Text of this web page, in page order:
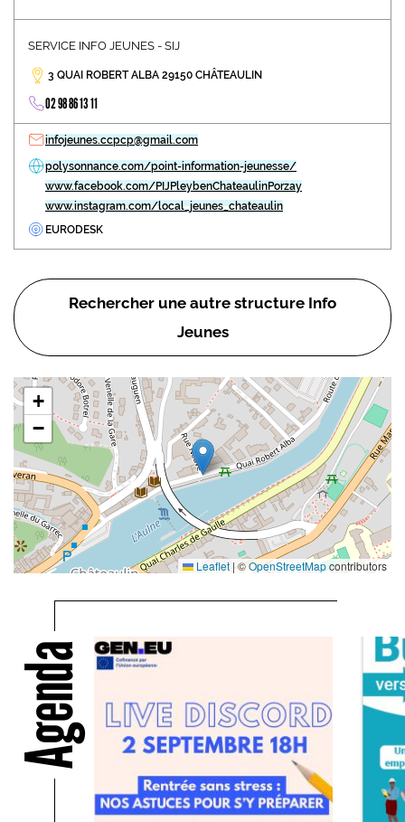
SERVICE INFO JEUNES - SIJ
3 QUAI ROBERT ALBA 29150 CHÂTEAULIN
02 98 86 13 11
polysonnance.com/point-information-jeunesse/
www.facebook.com/PIJPleybenChateaulinPorzay
www.instagram.com/local_jeunes_chateaulin
EURODESK
infojeunes.ccpcp@gmail.com
Rechercher une autre structure Info
Jeunes
+
−
Leaflet |©OpenStreetMapcontributors
Agenda